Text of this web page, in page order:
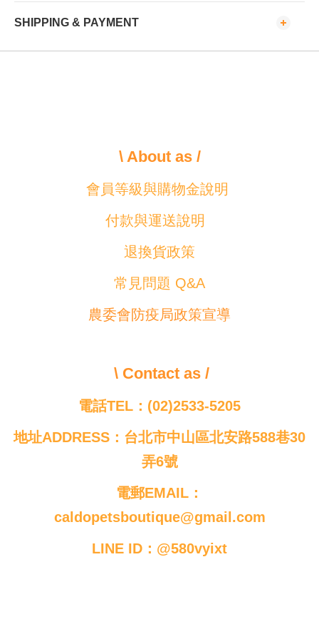
SHIPPING & PAYMENT
\ About as /
會員等級與購物金說明
付款與運送說明
退換貨政策
常見問題 Q&A
農委會防疫局政策宣導
\ Contact as /
電話TEL：(02)2533-5205
地址ADDRESS：台北市中山區北安路588巷30
弄6號
電郵EMAIL：
caldopetsboutique@gmail.com
LINE ID：@580vyixt